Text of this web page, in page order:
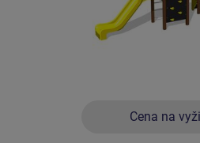
Cena na